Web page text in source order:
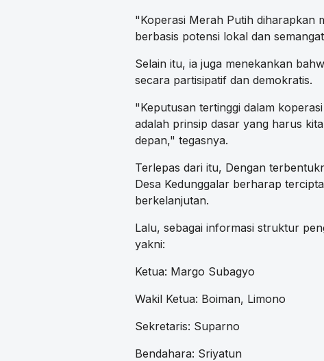
"Koperasi Merah Putih diharapkan
berbasis potensi lokal dan
Selain itu, ia juga menekankan
secara partisipatif dan demokratis.
"Keputusan tertinggi dalam
adalah prinsip dasar yang harus
depan," tegasnya.
Terlepas dari itu, Dengan
Desa Kedunggalar berharap
berkelanjutan.
Lalu, sebagai informasi struktur
yakni:
Ketua: Margo Subagyo
Wakil Ketua: Boiman, Limono
Sekretaris: Suparno
Bendahara: Sriyatun